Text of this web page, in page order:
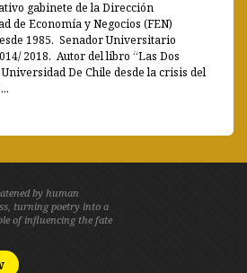
gabinete de la Dirección
de Economía y Negocios (FEN)
1985. Senador Universitario
2018. Autor del libro “Las Dos
De Chile desde la crisis del
by human
turning poetry into a
of influencing the fate